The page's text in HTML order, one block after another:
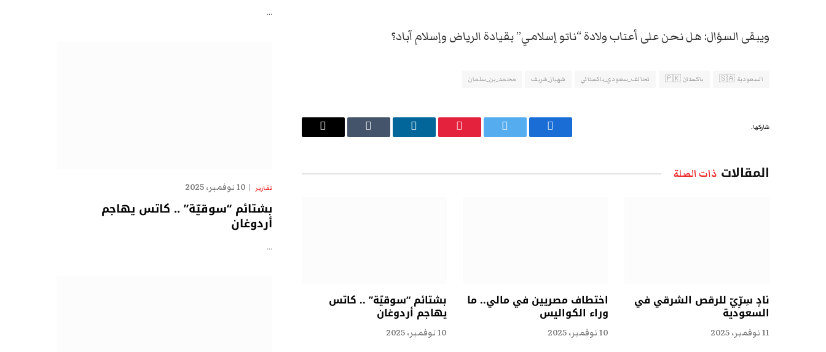
ويبقى السؤال: هل نحن على أعتاب ولادة “ناتو إسلامي” بقيادة الرياض وإسلام آباد؟
السعودية 🇸🇦 باكستان 🇵🇰 تحالف_سعودي_باكستاني شهباز_شريف محمد_بن_سلمان
شاركها.
فيسبوك تويتر بينتيريست لينكدإن Tumblr
البريد
المقالات ذات الصلة
نادٍ سِرِّيّ للرقص الشرقي في
السعودية
11 نوفمبر، 2025
اختطاف مصريين في مالي.. ما
وراء الكواليس
10 نوفمبر، 2025
بشتائم “سوقيّة” .. كاتس
يهاجم أردوغان
10 نوفمبر، 2025
…
تقارير 10 نوفمبر، 2025
بشتائم “سوقيّة” .. كاتس يهاجم
أردوغان
…